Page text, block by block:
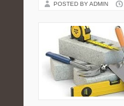
POSTED BY ADMIN